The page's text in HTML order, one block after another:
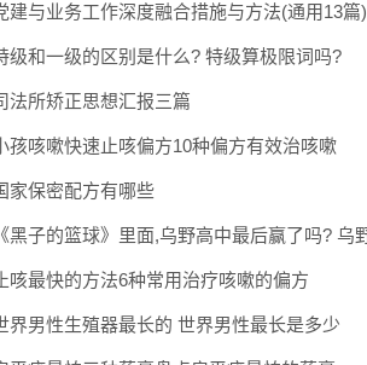
建与业务工作深度融合措施与方法(通用13篇)
级和一级的区别是什么? 特级算极限词吗?
法所矫正思想汇报三篇
孩咳嗽快速止咳偏方10种偏方有效治咳嗽
家保密配方有哪些
咳最快的方法6种常用治疗咳嗽的偏方
界男性生殖器最长的 世界男性最长是多少